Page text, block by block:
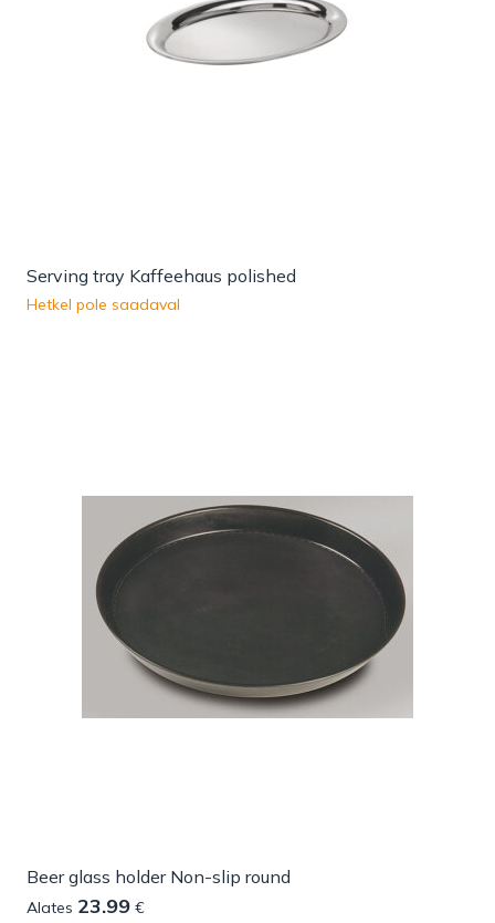
Serving tray Kaffeehaus polished
Hetkel pole saadaval
Beer glass holder Non-slip round
Alates 23.99 €